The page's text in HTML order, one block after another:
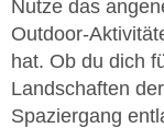
Nutze das
Outdoor-
hat. Ob du dich
Landschaften
Spaziergang